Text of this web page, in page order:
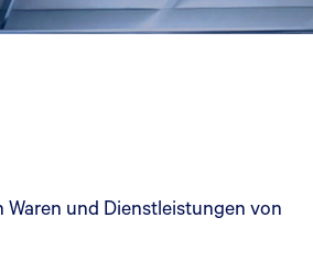
und Dienstleistungen von